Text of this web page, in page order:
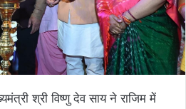
श्री विष्णु देव साय ने राजिम में